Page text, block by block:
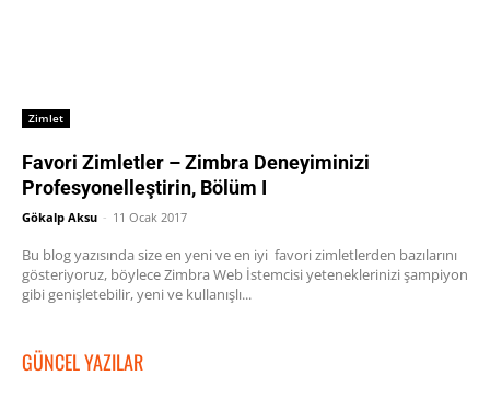
Zimlet
Favori Zimletler – Zimbra Deneyiminizi
Profesyonelleştirin, Bölüm I
Gökalp Aksu - 11 Ocak 2017
Bu blog yazısında size en yeni ve en iyi favori zimletlerden bazılarını
gösteriyoruz, böylece Zimbra Web İstemcisi yeteneklerinizi şampiyon
gibi genişletebilir, yeni ve kullanışlı...
GÜNCEL YAZILAR